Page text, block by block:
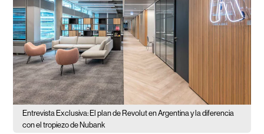
Entrevista Exclusiva: El plan de Revolut en Argentina y la diferencia
con el tropiezo de Nubank